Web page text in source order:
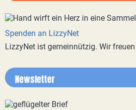
Spenden an LizzyNet
LizzyNet ist gemeinnützig. Wir
Newsletter